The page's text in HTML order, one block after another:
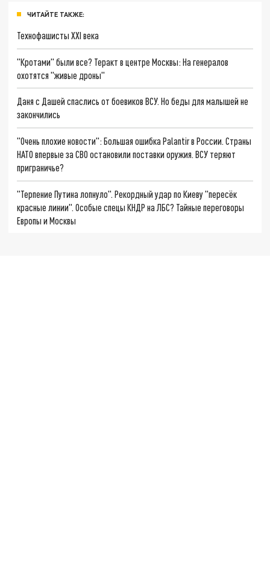
ЧИТАЙТЕ ТАКЖЕ:
Технофашисты XXI века
"Кротами" были все? Теракт в центре Москвы: На генералов
охотятся "живые дроны"
Даня с Дашей спаслись от боевиков ВСУ. Но беды для малышей не
закончились
"Очень плохие новости": Большая ошибка Palantir в России. Страны
НАТО впервые за СВО остановили поставки оружия. ВСУ теряют
приграничье?
"Терпение Путина лопнуло". Рекордный удар по Киеву "пересёк
красные линии". Особые спецы КНДР на ЛБС? Тайные переговоры
Европы и Москвы